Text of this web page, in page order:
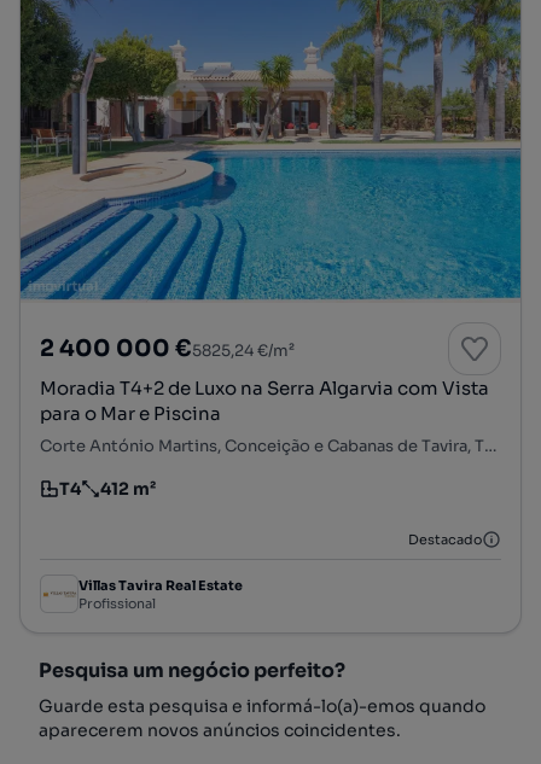
2 400 000 €5825,24 €/m²
Moradia T4+2 de Luxo na Serra Algarvia com Vista
para o Mar e Piscina
Corte António Martins, Conceição e Cabanas de Tavira, Tavira, Faro
Tipologia
T4
Preço por metro quadrado
412 m²
Destacado
Villas Tavira Real Estate
Profissional
Pesquisa um negócio perfeito?
Guarde esta pesquisa e informá-lo(a)-emos quando
aparecerem novos anúncios coincidentes.